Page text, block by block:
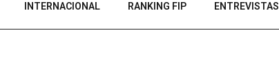
INTERNACIONAL RANKING FIP ENTREVISTAS